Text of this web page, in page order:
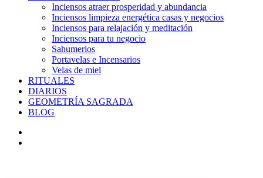
Inciensos atraer prosperidad y abundancia
Inciensos limpieza energética casas y negocios
Inciensos para relajación y meditación
Inciensos para tu negocio
Sahumerios
Portavelas e Incensarios
Velas de miel
RITUALES
DIARIOS
GEOMETRÍA SAGRADA
BLOG